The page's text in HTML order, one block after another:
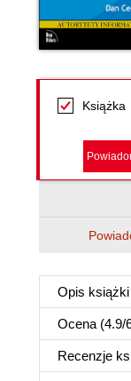
Książka
Opis książki
Ocena (4.9/
Recenzje